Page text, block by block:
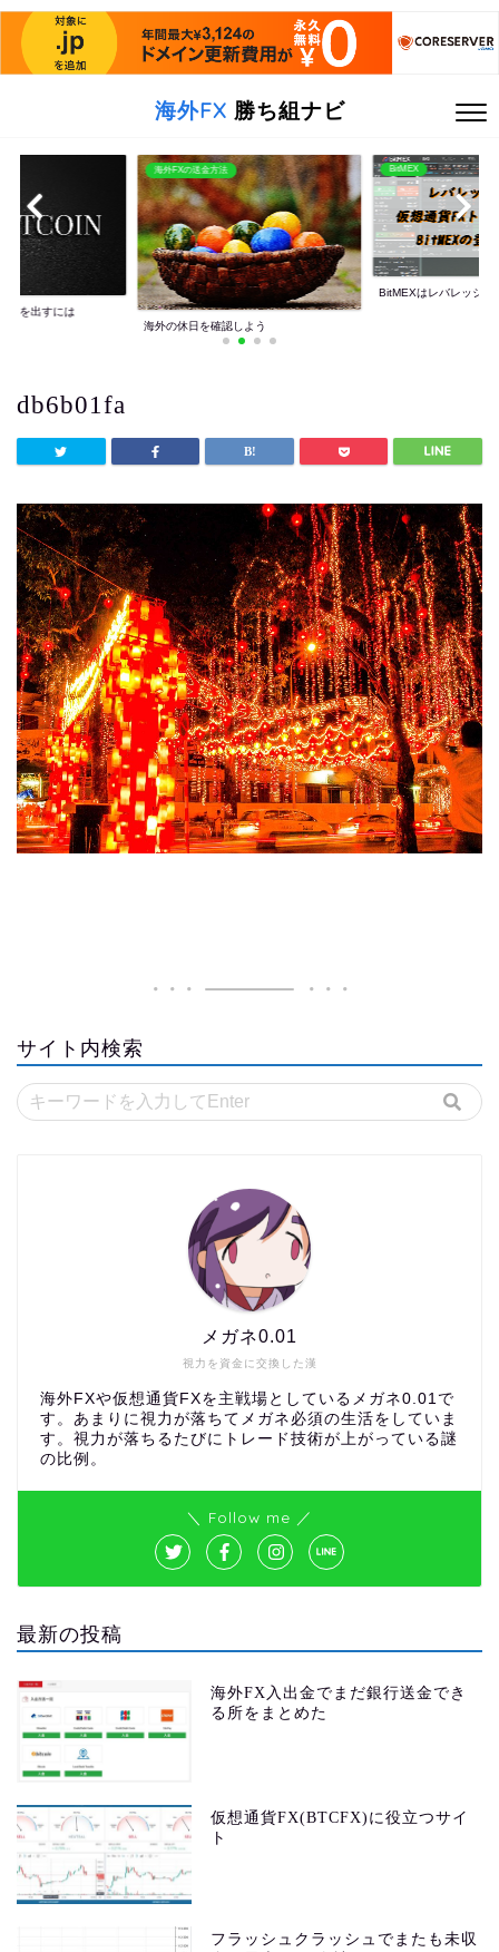
海外FX 勝ち組ナビ
益を出すには
海外FXの送金方法
海外の休日を確認しよう
BitMEX
BitMEXはレバレッジ
db6b01fa
サイト内検索
視力を資金に交換した漢
メガネ0.01
海外FXや仮想通貨FXを主戦場としているメガネ0.01で
す。あまりに視力が落ちてメガネ必須の生活をしていま
す。視力が落ちるたびにトレード技術が上がっている謎
の比例。
＼ Follow me ／
最新の投稿
海外FX入出金でまだ銀行送金でき
る所をまとめた
仮想通貨FX(BTCFX)に役立つサイ
ト
フラッシュクラッシュでまたも未収